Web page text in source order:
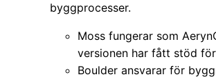
byggprocesser.
Moss fungerar som
versionen har fått stöd
Boulder ansvarar för